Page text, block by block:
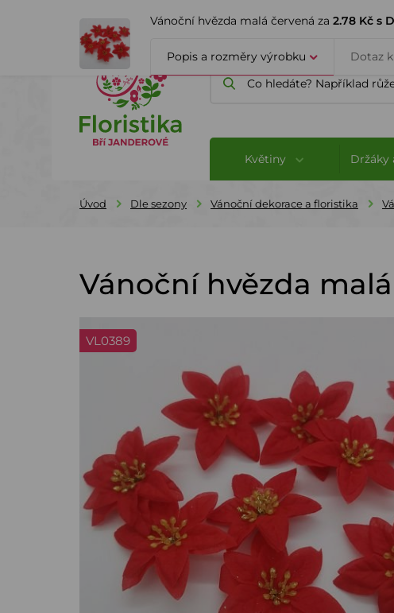
ÚVOD O FIRMĚ BLOG
Květiny Držáky
Úvod Dle sezony Vánoční dekorace a floristika
Vánoční hvězda
VL0389
Vánoční hvězda malá červená za 2.78 Kč s
Popis a rozměry výrobku Dotaz